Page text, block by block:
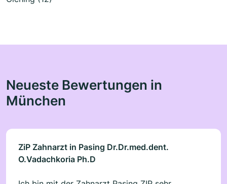
Neueste Bewertungen in
München
ZiP Zahnarzt in Pasing Dr.Dr.med.dent.
O.Vadachkoria Ph.D